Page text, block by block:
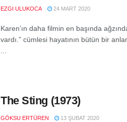
EZGI ULUKOCA 24 MART 2020
Karen’ın daha filmin en başında
vardı.” cümlesi hayatının bütün bir
...
The Sting (1973)
GÖKSU ERTÜREN 13 ŞUBAT 2020